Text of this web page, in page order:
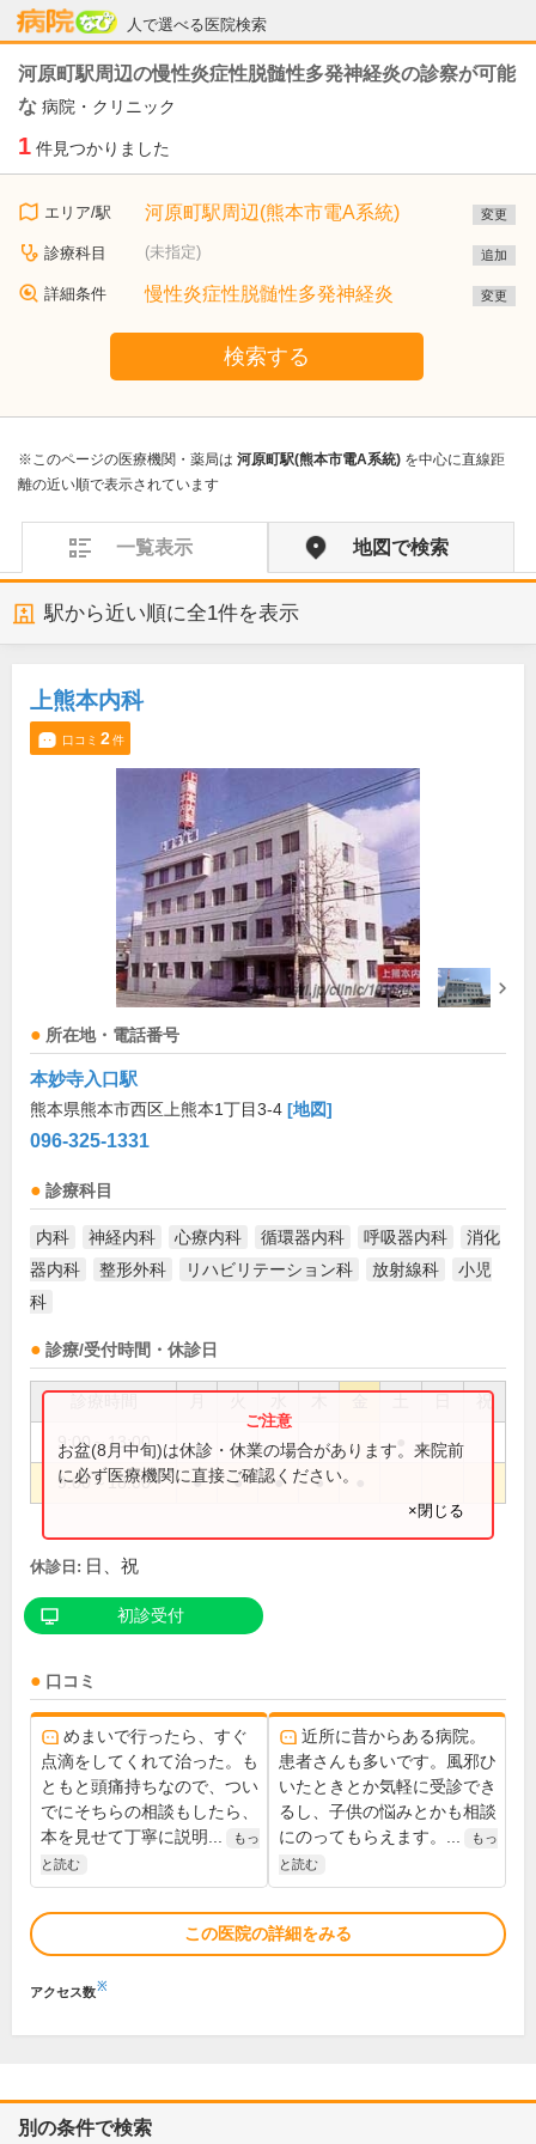
人で選べる医院検索
病院なび
河原町駅周辺の慢性炎症性脱髄性多発神経炎の診察が可能
な 病院・クリニック
1 件見つかりました
エリア/駅 河原町駅周辺(熊本市電A系統) 変更
診療科目 (未指定) 追加
詳細条件 慢性炎症性脱髄性多発神経炎 変更
検索する
※このページの医療機関・薬局は 河原町駅(熊本市電A系統) を中心に直線距
離の近い順で表示されています
一覧表示 地図で検索
駅から近い順に全1件を表示
上熊本内科
口コミ 2件
所在地・電話番号
本妙寺入口駅
熊本県熊本市西区上熊本1丁目3-4 [地図]
096-325-1331
診療科目
内科 神経内科 心療内科 循環器内科 呼吸器内科
消化
器内科
整形外科 リハビリテーション科 放射線科
小児
科
診療/受付時間・休診日
祝
9:00～13:00
9:00～18:00 ● ● ● ●
お盆(8月中旬)は休診・休業の場合があります。来院前
に必ず医療機関に直接ご確認ください。
×閉じる
休診日: 日、祝
初診受付
口コミ
めまいで行ったら、すぐ
点滴をしてくれて治った。も
ともと頭痛持ちなので、つい
でにそちらの相談もしたら、
本を見せて丁寧に説明...
もっ
と読む
近所に昔からある病院。
患者さんも多いです。風邪ひ
いたときとか気軽に受診でき
るし、子供の悩みとかも相談
にのってもらえます。...
もっ
と読む
この医院の詳細をみる
アクセス数※
別の条件で検索